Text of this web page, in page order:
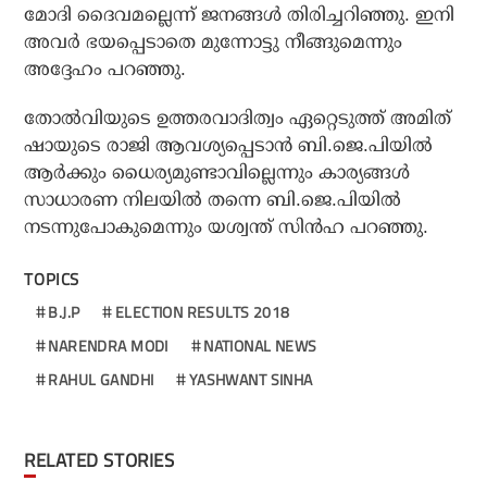
മോദി ദൈവമല്ലെന്ന് ജനങ്ങള്‍ തിരിച്ചറിഞ്ഞു. ഇനി
അവര്‍ ഭയപ്പെടാതെ മുന്നോട്ടു നീങ്ങുമെന്നും
അദ്ദേഹം പറഞ്ഞു.
തോല്‍വിയുടെ ഉത്തരവാദിത്വം ഏറ്റെടുത്ത് അമിത്
ഷായുടെ രാജി ആവശ്യപ്പെടാന്‍ ബി.ജെ.പിയില്‍
ആര്‍ക്കും ധൈര്യമുണ്ടാവില്ലെന്നും കാര്യങ്ങള്‍
സാധാരണ നിലയില്‍ തന്നെ ബി.ജെ.പിയില്‍
നടന്നുപോകുമെന്നും യശ്വന്ത് സിന്‍ഹ പറഞ്ഞു.
TOPICS
B.J.P
ELECTION RESULTS 2018
NARENDRA MODI
NATIONAL NEWS
RAHUL GANDHI
YASHWANT SINHA
RELATED STORIES